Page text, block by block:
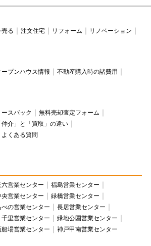
る 注文住宅 リフォーム
リノベーション
ープンハウス情報
不動産購入時の諸費用
ースバック
無料売却査定フォーム
仲介」と「買取」の違い
よくある質問
六営業センター
福島営業センター
央営業センター
緑橋営業センター
べの営業センター
長居営業センター
千里営業センター
緑地公園営業センター
船場営業センター 神戸甲南営業センター